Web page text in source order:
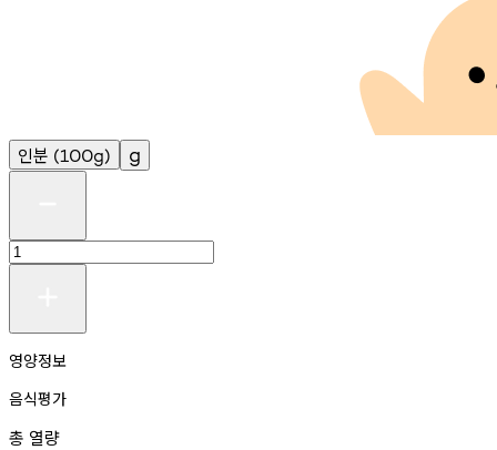
인분 (100g) g
영양정보
음식평가
총 열량